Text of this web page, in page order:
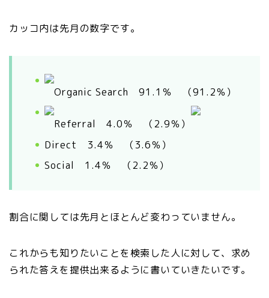
カッコ内は先月の数字です。
Organic Search 91.1％ （91.2％）
Referral 4.0％
（2.9％）
Direct 3.4％ （3.6％）
Social 1.4％ （2.2％）
割合に関しては先月とほとんど変わっていません。
これからも知りたいことを検索した人に対して、求め
られた答えを提供出来るように書いていきたいです。